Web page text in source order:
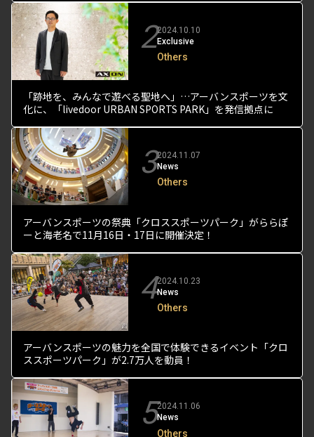
22024.10.10
Exclusive
Others
「跡地を、みんなで遊べる聖地へ」…アーバンスポーツを文
化に、「livedoor URBAN SPORTS PARK」を発信拠点に
32024.11.07
News
Others
アーバンスポーツの祭典「クロススポーツパーク」がららぽ
ーと海老名で11月16日・17日に開催決定！
42024.10.23
News
Others
アーバンスポーツの魅力を全国で体験できるイベント「クロ
ススポーツパーク」が2.7万人を動員！
52024.11.06
News
Others